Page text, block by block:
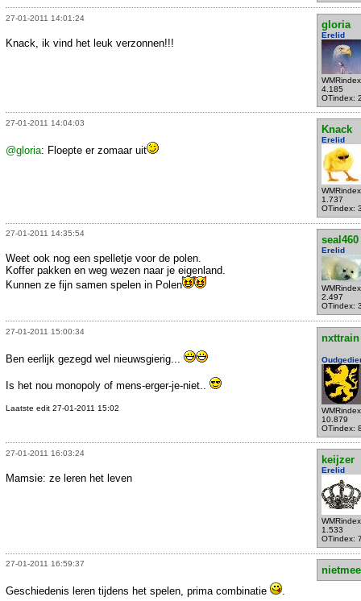
27-01-2011 14:01:24
gloria
Erelid
4.185
OTindex:
Knack, ik vind het leuk verzonnen!!!
27-01-2011 14:04:03
Knack
Erelid
1.737
OTindex:
@gloria: Floepte er zomaar uit
27-01-2011 14:35:54
seal460
Erelid
2.497
OTindex:
Weet ook nog een spelletje voor de polen.
Koffer pakken en weg wezen naar je eigenland.
Kunnen ze fijn samen spelen in Polen
27-01-2011 15:00:34
nxttrain
10.879
OTindex:
Ben eerlijk gezegd wel nieuwsgierig...
Is het nou monopoly of mens-erger-je-niet..
Laatste edit 27-01-2011 15:02
27-01-2011 16:03:24
keijzer
Erelid
1.533
OTindex:
Mamsie: ze leren het leven
27-01-2011 16:59:37
Geschiedenis leren tijdens het spelen, prima combinatie
.